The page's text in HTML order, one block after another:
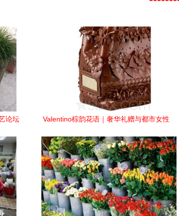
论坛
Valentino棕韵花语｜奢华礼赠与都市女性